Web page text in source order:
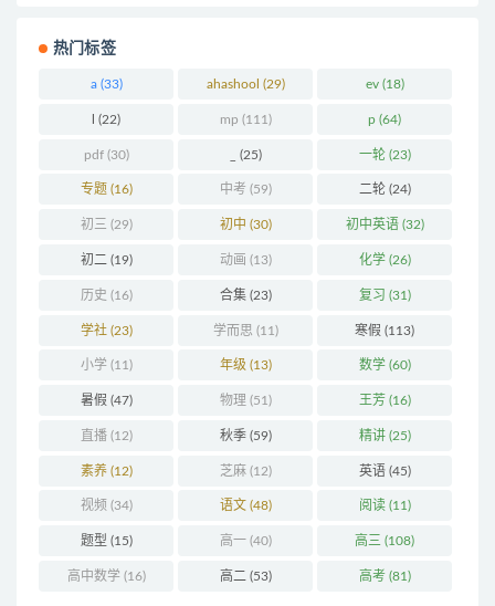
热门标签
a(33) ahashool (29) ev(18)
(22) mp (111) p (64)
pdf(30) (25) 一轮(23)
专题(16) 中考 (59) 二轮(24)
初三 (29) 初中 (30) 初中英语(32)
初二 (19) 动画 (13) 化学(26)
历史 (16) 合集(23) 复习 (31)
学社(23) 学而思 (11) 寒假 (113)
小学(11) 年级 (13) 数学(60)
暑假 (47) 物理 (51) 王芳(16)
直播(12) 秋季(59) 精讲(25)
素养(12) 芝麻(12) 英语(45)
视频 (34) 语文 (48) 阅读(11)
题型 (15) 高一(40) 高三 (108)
高中数学(16) 高二 (53) 高考(81)